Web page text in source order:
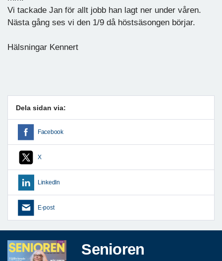
Vi tackade Jan för allt jobb han lagt ner under våren.
Nästa gång ses vi den 1/9 då höstsäsongen börjar.
Hälsningar Kennert
Dela sidan via:
Facebook
X
LinkedIn
E-post
Senioren